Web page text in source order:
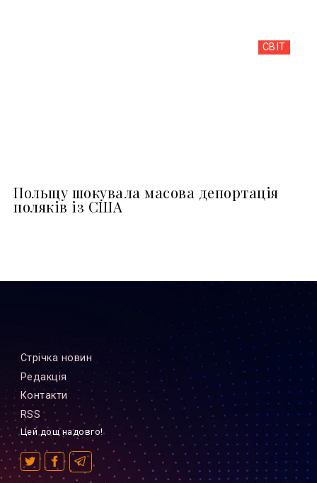
СВІТ
Польщу шокувала масова депортація
поляків із США
Стрiчка новин
Редакцiя
Контакти
RSS
Цей дощ надовго!